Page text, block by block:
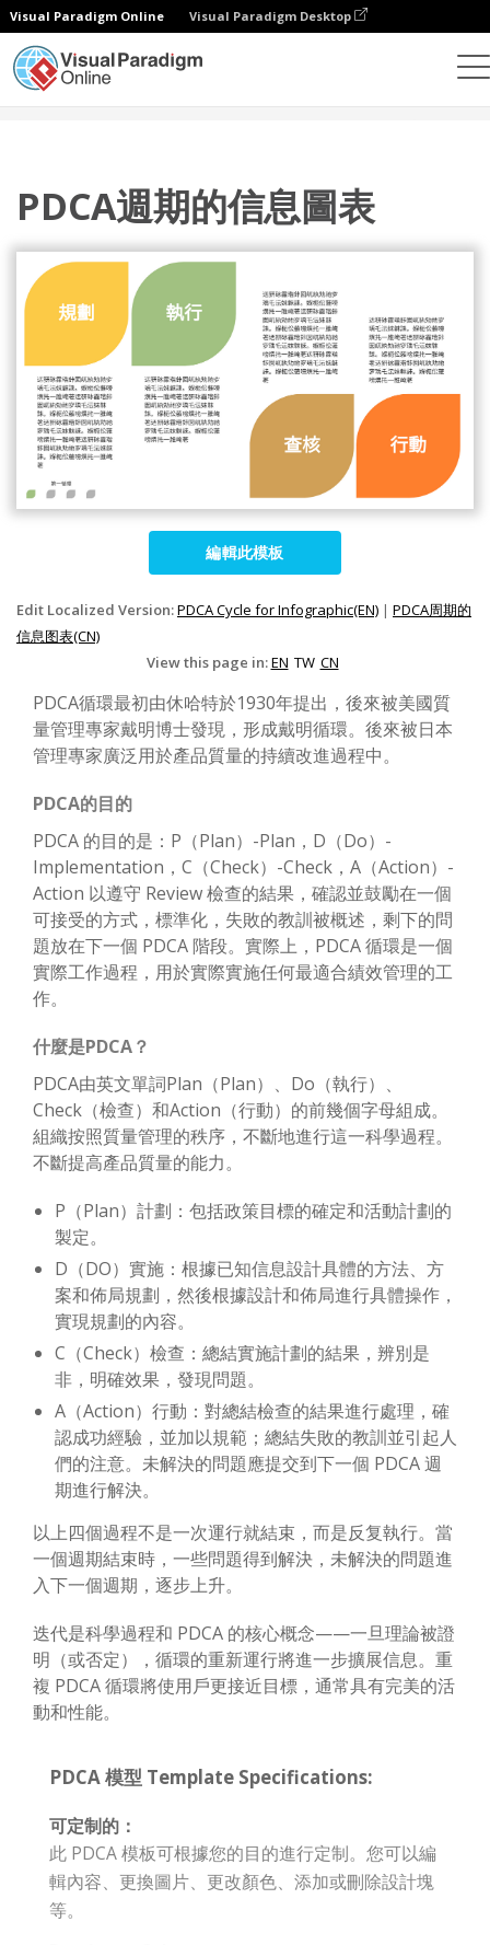
Visual Paradigm Online Visual Paradigm Desktop
PDCA週期的信息圖表
編輯此模板
Edit Localized Version:PDCA Cycle for Infographic(EN) | PDCA周期的
信息图表(CN)
View this page in:EN TW CN
PDCA循環最初由休哈特於1930年提出，後來被美國質
量管理專家戴明博士發現，形成戴明循環。後來被日本
管理專家廣泛用於產品質量的持續改進過程中。
PDCA的目的
PDCA 的目的是：P（Plan）-Plan，D（Do）-
Implementation，C（Check）-Check，A（Action）-
Action 以遵守 Review 檢查的結果，確認並鼓勵在一個
可接受的方式，標準化，失敗的教訓被概述，剩下的問
題放在下一個 PDCA 階段。實際上，PDCA 循環是一個
實際工作過程，用於實際實施任何最適合績效管理的工
作。
什麼是PDCA？
PDCA由英文單詞Plan（Plan）、Do（執行）、
Check（檢查）和Action（行動）的前幾個字母組成。
組織按照質量管理的秩序，不斷地進行這一科學過程。
不斷提高產品質量的能力。
P（Plan）計劃：包括政策目標的確定和活動計劃的
製定。
D（DO）實施：根據已知信息設計具體的方法、方
案和佈局規劃，然後根據設計和佈局進行具體操作，
實現規劃的內容。
C（Check）檢查：總結實施計劃的結果，辨別是
非，明確效果，發現問題。
A（Action）行動：對總結檢查的結果進行處理，確
認成功經驗，並加以規範；總結失敗的教訓並引起人
們的注意。未解決的問題應提交到下一個 PDCA 週
期進行解決。
以上四個過程不是一次運行就結束，而是反复執行。當
一個週期結束時，一些問題得到解決，未解決的問題進
入下一個週期，逐步上升。
迭代是科學過程和 PDCA 的核心概念——一旦理論被證
明（或否定），循環的重新運行將進一步擴展信息。重
複 PDCA 循環將使用戶更接近目標，通常具有完美的活
動和性能。
PDCA 模型 Template Specifications:
可定制的：
此 PDCA 模板可根據您的目的進行定制。您可以編
輯內容、更換圖片、更改顏色、添加或刪除設計塊
等。